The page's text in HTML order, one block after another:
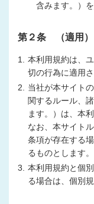
含みます。）を
第２条 （適用）
1.
本利用規約は、
切の行為に適用さ
2.
当社が本サイト
関するルール、
ます。）は、本
なお、本サイト
条項が存在する
るものとします。
3.
本利用規約と個
る場合は、個別